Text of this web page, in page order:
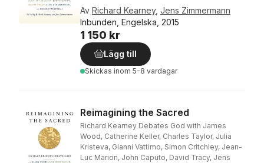
Av Richard Kearney, Jens Zimmermann
Inbunden, Engelska, 2015
1 150 kr
Lägg till
Skickas inom 5-8 vardagar
Reimagining the Sacred
Richard Kearney Debates God with James
Wood, Catherine Keller, Charles Taylor, Julia
Kristeva, Gianni Vattimo, Simon Critchley, Jean-
Luc Marion, John Caputo, David Tracy, Jens